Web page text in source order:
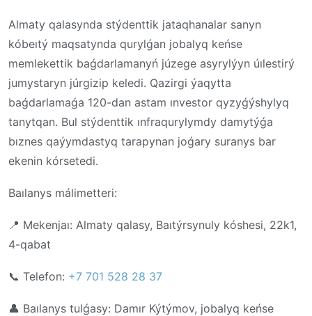
Almaty qalasynda stýdenttik jataqhanalar sanyn
kóbeıtý maqsatynda qurylǵan jobalyq keńse
memlekettik baǵdarlamanyń júzege asyrylýyn úılestirý
jumystaryn júrgizip keledi. Qazirgi ýaqytta
baǵdarlamaǵa 120-dan astam ınvestor qyzyǵýshylyq
tanytqan. Bul stýdenttik ınfraqurylymdy damytýǵa
bıznes qaýymdastyq tarapynan joǵary suranys bar
ekenin kórsetedi.
Baılanys málimetteri:
📍 Mekenjaı: Almaty qalasy, Baıtýrsynuly kóshesi, 22k1,
4-qabat
📞 Telefon: +7 701 528 28 37
👤 Baılanys tulǵasy: Damır Kýtýmov, jobalyq keńse